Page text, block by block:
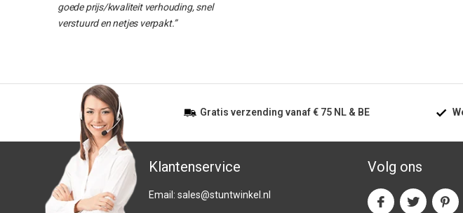
goede prijs/kwaliteit verhouding, snel
verstuurd en netjes verpakt.”
Gratis verzending vanaf€ 75 NL & BE
Klantenservice
Email: sales@stuntwinkel.nl
Volg ons